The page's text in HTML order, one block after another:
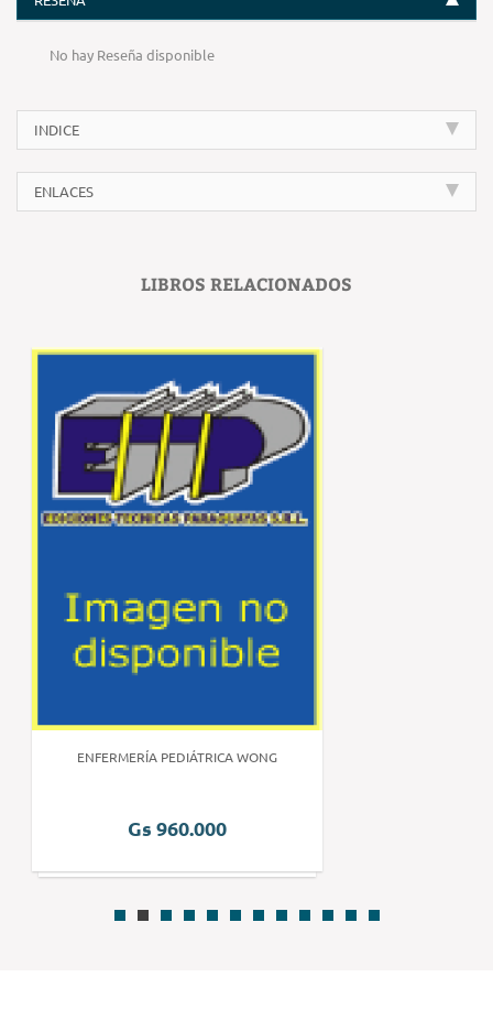
No hay Reseña disponible
INDICE
ENLACES
LIBROS RELACIONADOS
ENFERMERÍA PEDIÁTRICA WONG
Gs 960.000